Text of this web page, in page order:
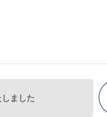
ました